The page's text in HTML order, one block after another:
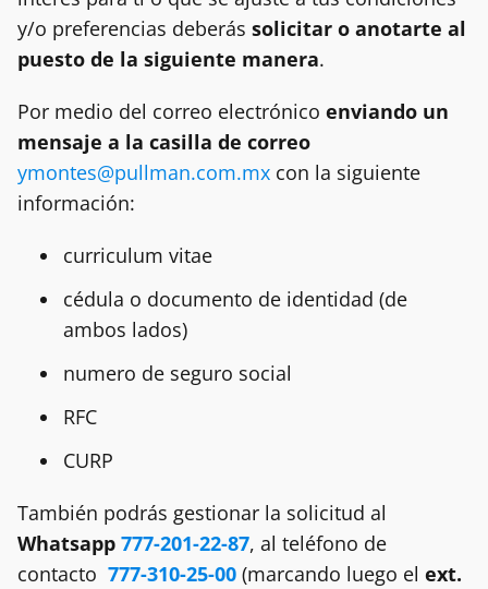
y/o preferencias deberás solicitar o anotarte al
puesto de la siguiente manera.
Por medio del correo electrónico enviando un
mensaje a la casilla de correo
ymontes@pullman.com.mx con la siguiente
información:
curriculum vitae
cédula o documento de identidad (de
ambos lados)
numero de seguro social
RFC
CURP
También podrás gestionar la solicitud al
Whatsapp 777-201-22-87, al teléfono de
contacto 777-310-25-00 (marcando luego el ext.